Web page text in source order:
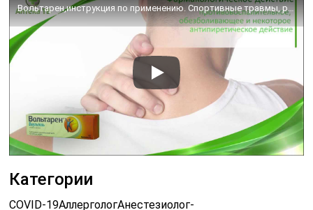
Вольтарен,инструкция по применению. Спортивные травмы, ревматические заболевания мягких тканей.
Категории
COVID-19АллергологАнестезиолог-